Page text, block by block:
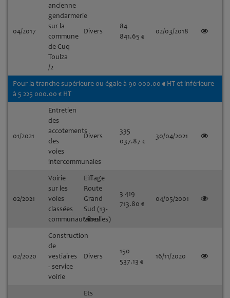
04/2017
ancienne
gendarmerie
sur la
commune
de Cuq
Toulza
/2
Divers
84
841.65 €
02/03/2018
Pour la tranche supérieure ou égale à 90 000.00 € HT et inférieure
à 5 225 000.00 € HT
01/2021
Entretien
des
accotements
des
voies
intercommunales
Divers
335
037.87 €
30/04/2021
02/2021
Voirie
sur les
voies
classées
communautaires
Eiffage
Route
Grand
Sud (13-
Vitrolles)
3 419
713.80 €
04/05/2001
02/2020
Construction
de
vestiaires
- service
voirie
Divers
150
537.13 €
16/11/2020
Ets